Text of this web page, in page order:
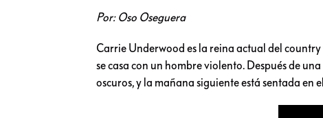
Por: Oso Oseguera
Carrie Underwood es la reina actual del
se casa con un hombre violento. Después de
oscuros, y la mañana siguiente está sentada en